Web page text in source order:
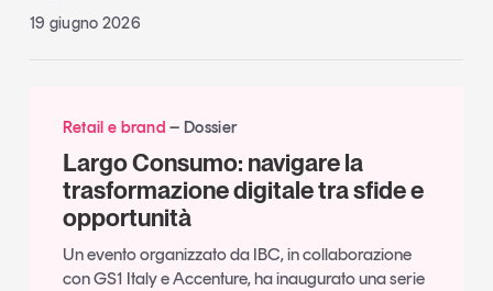
19 giugno 2026
Retail e brand Dossier
Largo Consumo: navigare la
trasformazione digitale tra sfide e
opportunità
Un evento organizzato da IBC, in collaborazione
con GS1 Italy e Accenture, ha inaugurato una serie